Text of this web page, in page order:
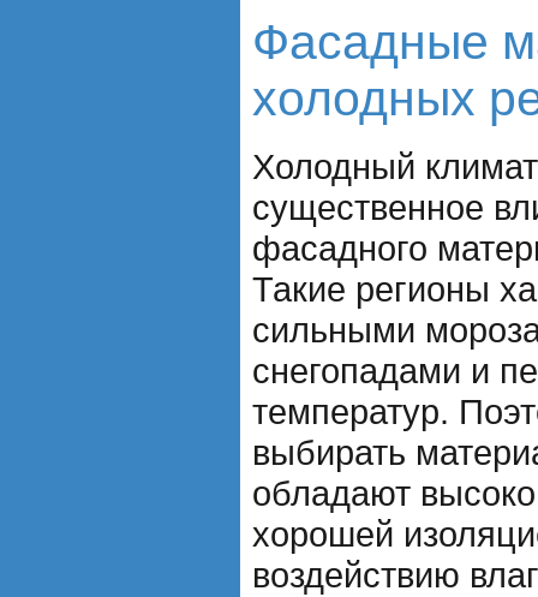
Фасадные
холодных
Холодный
существенное
фасадного
Такие регионы
сильными
снегопадами и
температур.
выбирать
обладают
хорошей
воздействию